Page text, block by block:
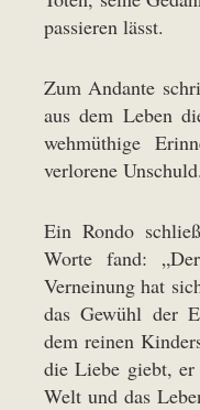
passieren lässt.
Zum Andante
aus dem Leben
wehmüthige
verlorene
Ein Rondo
Worte fand:
Verneinung hat
das Gewühl der
dem reinen
die Liebe giebt,
Welt und das